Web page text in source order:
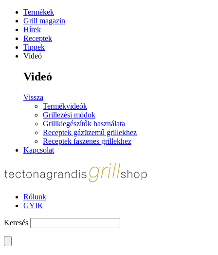
Termékek
Grill magazin
Hírek
Receptek
Tippek
Videó
Videó
Vissza
Termékvideók
Grillezési módok
Grillkiegészítők használata
Receptek gázüzemű grillekhez
Receptek faszenes grillekhez
Kapcsolat
Rólunk
GYIK
Keresés